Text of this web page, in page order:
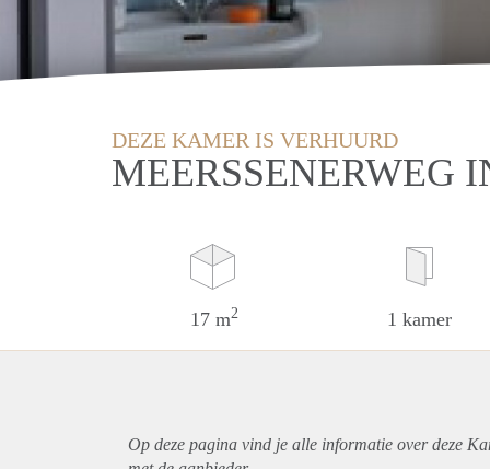
DEZE KAMER IS VERHUURD
MEERSSENERWEG
17 m2 1 kamer
Op deze pagina vind je alle informatie over deze